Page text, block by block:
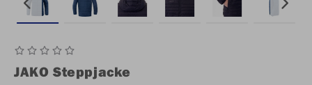
JAKO Steppjacke